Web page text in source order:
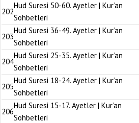
202
Hud Suresi 50-60. Ayetler | Kur’an
Sohbetleri
203
Hud Suresi 36-49. Ayetler | Kur’an
Sohbetleri
204
Hud Suresi 25-35. Ayetler | Kur’an
Sohbetleri
205
Hud Suresi 18-24. Ayetler | Kur’an
Sohbetleri
206
Hud Suresi 15-17. Ayetler | Kur’an
Sohbetleri